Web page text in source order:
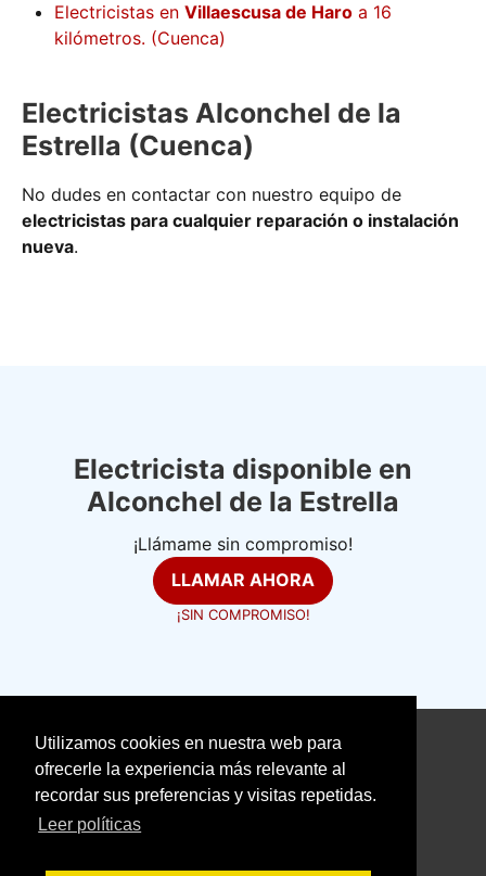
Utilizamos cookies en nuestra web para
ofrecerle la experiencia más relevante al
recordar sus preferencias y visitas repetidas.
Leer políticas
Electricistas en Villaescusa de Haro a 16
kilómetros. (Cuenca)
Electricistas Alconchel de la
Estrella (Cuenca)
No dudes en contactar con nuestro equipo de
electricistas para cualquier reparación o instalación
nueva.
Electricista disponible en
Alconchel de la Estrella
¡Llámame sin compromiso!
LLAMAR AHORA
¡SIN COMPROMISO!
electricistasexpertos.com
Aviso Legal